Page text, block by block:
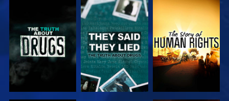
GUARDA GUARDA